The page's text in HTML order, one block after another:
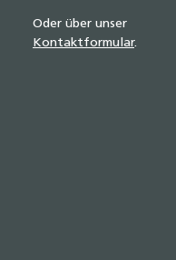
Oder über unser
Kontaktformular.